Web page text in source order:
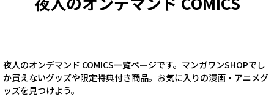
夜人のオンデマンド COMICS一覧ページです。マンガワンSHOPでし
か買えないグッズや限定特典付き商品。お気に入りの漫画・アニメグ
ッズを見つけよう。